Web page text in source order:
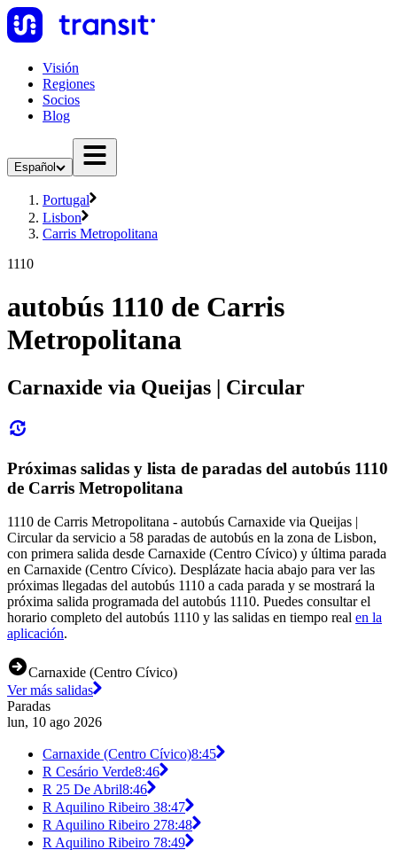
Visión
Regiones
Socios
Blog
Español
Portugal
Lisbon
Carris Metropolitana
1110
autobús 1110 de Carris
Metropolitana
Carnaxide via Queijas | Circular
Próximas salidas y lista de paradas del autobús 1110
de Carris Metropolitana
1110 de Carris Metropolitana - autobús Carnaxide via Queijas |
Circular da servicio a 58 paradas de autobús en la zona de Lisbon,
con primera salida desde Carnaxide (Centro Cívico) y última parada
en Carnaxide (Centro Cívico). Desplázate hacia abajo para ver las
próximas llegadas del autobús 1110 a cada parada y se mostrará la
próxima salida programada del autobús 1110. Puedes consultar el
horario completo del autobús 1110 y las salidas en tiempo real en la
aplicación.
Carnaxide (Centro Cívico)
Ver más salidas
Paradas
lun, 10 ago 2026
Carnaxide (Centro Cívico)8:45
R Cesário Verde8:46
R 25 De Abril8:46
R Aquilino Ribeiro 38:47
R Aquilino Ribeiro 278:48
R Aquilino Ribeiro 78:49